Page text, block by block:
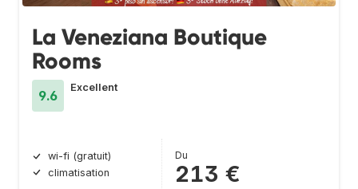
La Veneziana Boutique
Rooms
9.6
Excellent
wi-fi (gratuit)
climatisation
Du
213 €